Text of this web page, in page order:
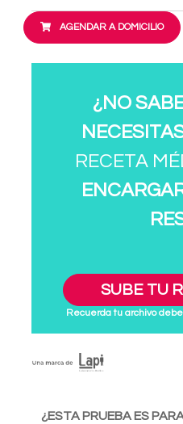
AGENDAR A DOMICILIO
¿NO
RECETA
SUBE TU
Recuerda tu archivo
¿ESTA PRUEBA ES